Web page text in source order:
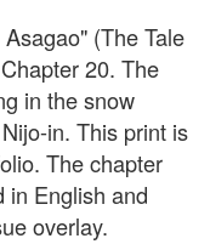
(The Tale
20. The
in the snow
in. This print is
The chapter
in English and
overlay.